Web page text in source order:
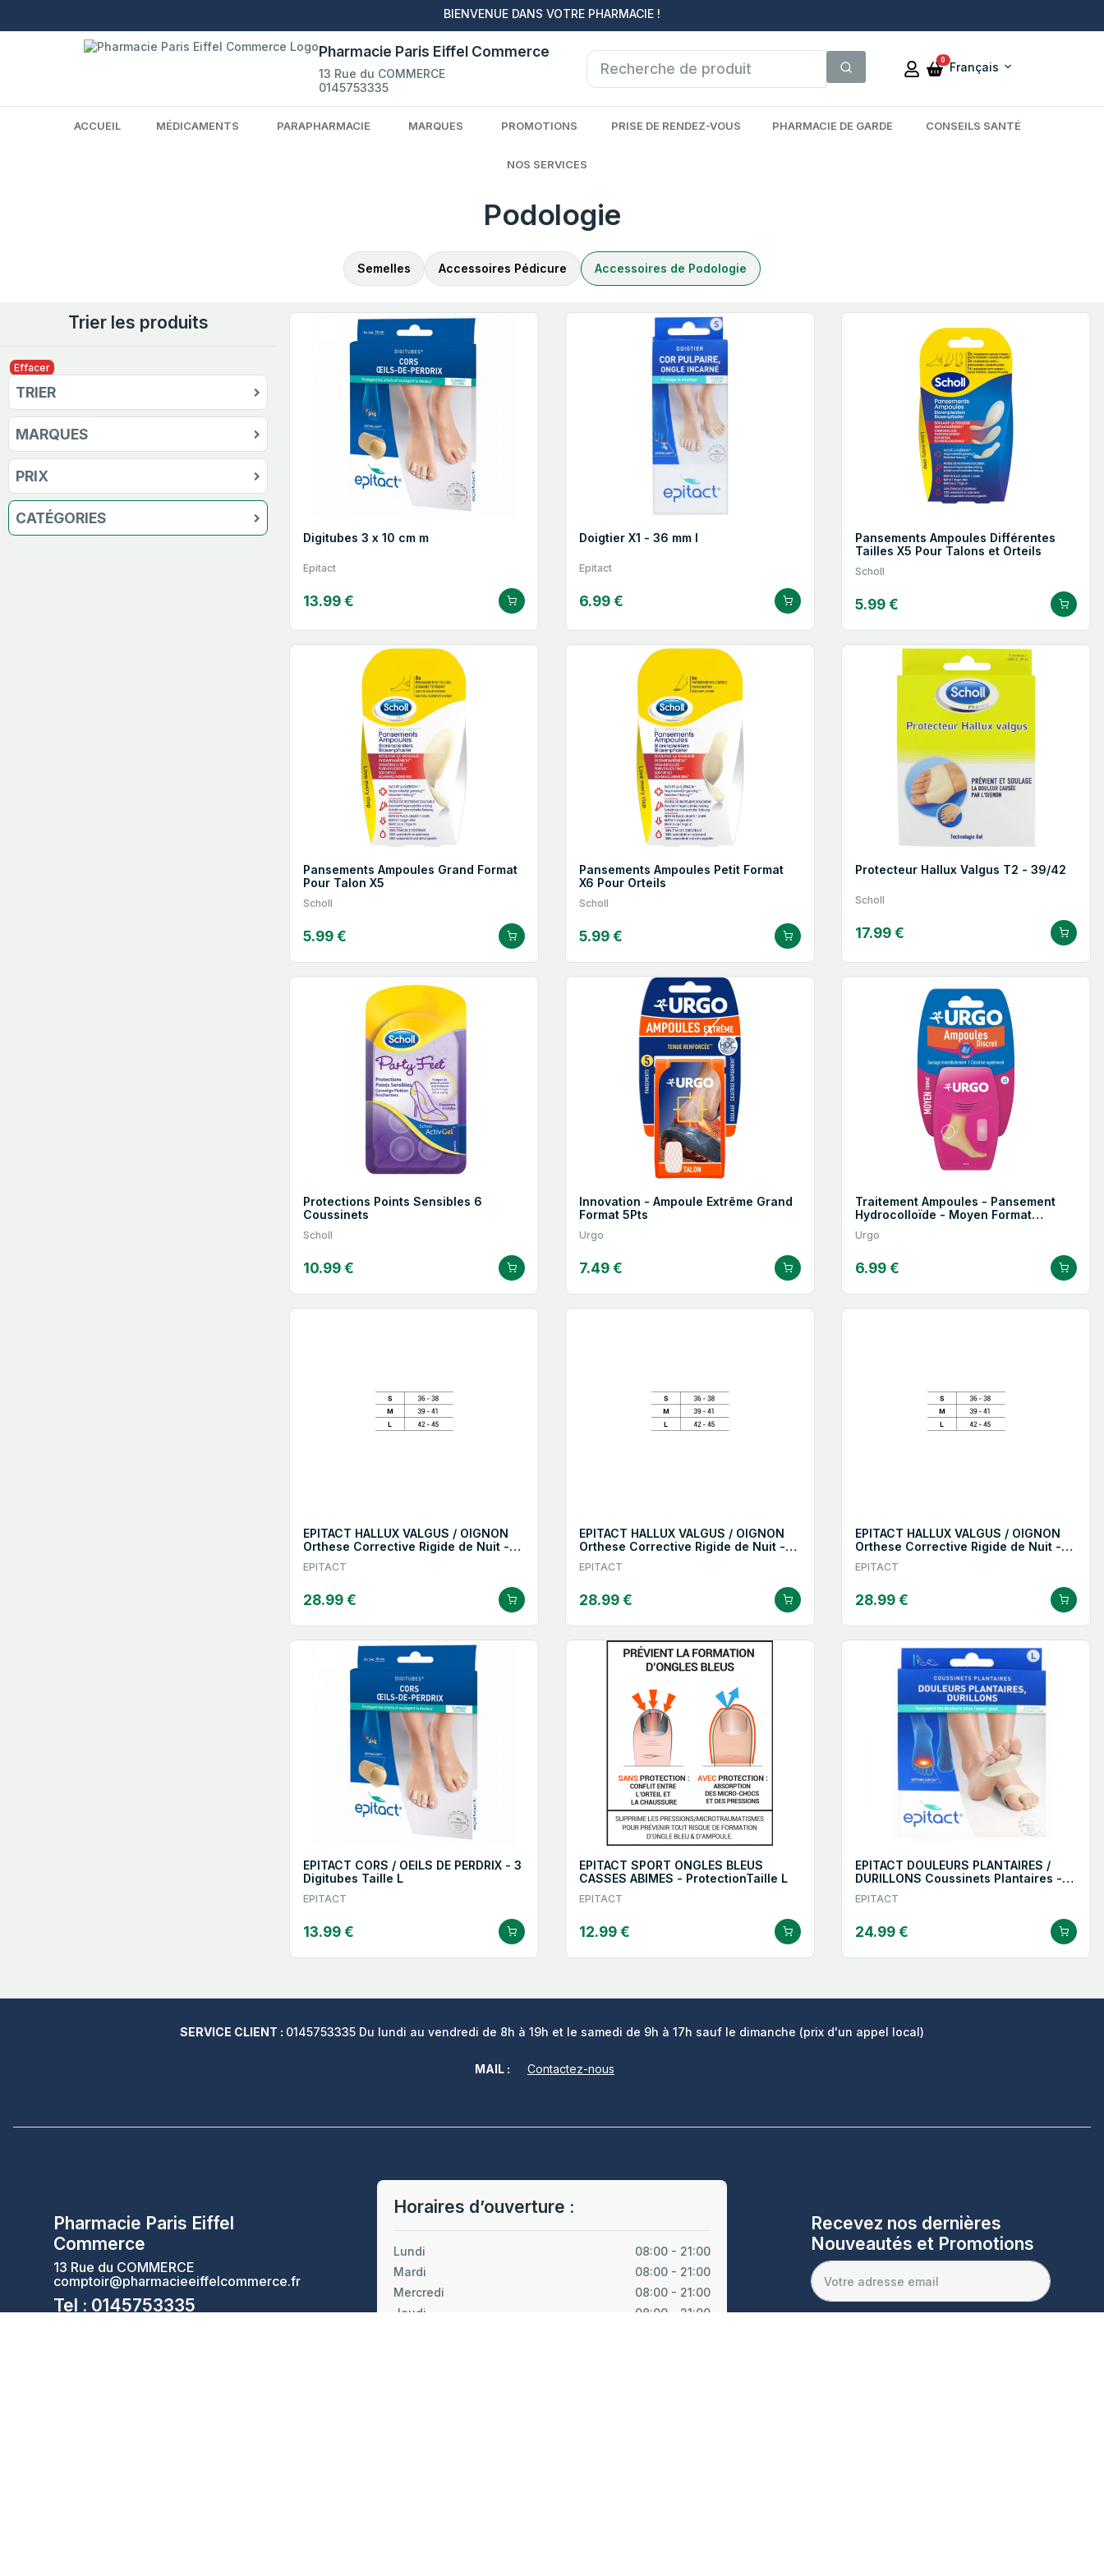
BIENVENUE DANS VOTRE PHARMACIE !
Pharmacie Paris Eiffel Commerce
13 Rue du COMMERCE
0145753335
0 Français
ACCUEIL MÉDICAMENTS PARAPHARMACIE MARQUES PROMOTIONS PRISE DE RENDEZ-VOUS PHARMACIE DE GARDE CONSEILS SANTÉ
NOS SERVICES
Podologie
Semelles Accessoires Pédicure Accessoires de Podologie
Trier les produits
Effacer
TRIER
MARQUES
PRIX
CATÉGORIES
Digitubes 3 x 10 cm m
Epitact
13.99 €
Doigtier X1 - 36 mm l
Epitact
6.99 €
Pansements Ampoules Différentes
Tailles X5 Pour Talons et Orteils
Scholl
5.99 €
Pansements Ampoules Grand Format
Pour Talon X5
Scholl
5.99 €
Pansements Ampoules Petit Format
X6 Pour Orteils
Scholl
5.99 €
Protecteur Hallux Valgus T2 - 39/42
Scholl
17.99 €
Protections Points Sensibles 6
Coussinets
Scholl
10.99 €
Innovation - Ampoule Extrême Grand
Format 5Pts
Urgo
7.49 €
Traitement Ampoules - Pansement
Hydrocolloïde - Moyen Format
Urgo
6.99 €
EPITACT HALLUX VALGUS / OIGNON
Orthese Corrective Rigide de Nuit -
EPITACT
28.99 €
EPITACT HALLUX VALGUS / OIGNON
Orthese Corrective Rigide de Nuit -
EPITACT
28.99 €
EPITACT HALLUX VALGUS / OIGNON
Orthese Corrective Rigide de Nuit -
EPITACT
28.99 €
EPITACT CORS / OEILS DE PERDRIX - 3
Digitubes Taille L
EPITACT
13.99 €
EPITACT SPORT ONGLES BLEUS
CASSES ABIMES - ProtectionTaille L
EPITACT
12.99 €
EPITACT DOULEURS PLANTAIRES /
DURILLONS Coussinets Plantaires -
EPITACT
24.99 €
SERVICE CLIENT : 0145753335 Du lundi au vendredi de 8h à 19h et le samedi de 9h à 17h sauf le dimanche (prix d'un appel local)
MAIL : Contactez-nous
Pharmacie Paris Eiffel
Commerce
13 Rue du COMMERCE
comptoir@pharmacieeiffelcommerce.fr
Tel : 0145753335
Horaires d’ouverture :
Lundi
08:00 - 21:00
Mardi
08:00 - 21:00
Mercredi
08:00 - 21:00
Jeudi
08:00 - 21:00
Recevez nos dernières
Nouveautés et Promotions